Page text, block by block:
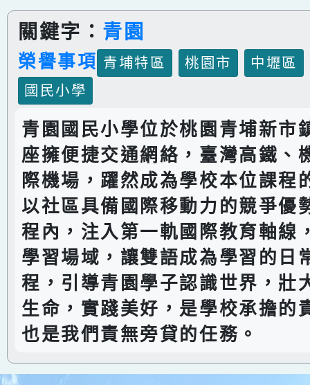
關鍵字： 青園
榮譽事項 青埔特區 桃園市
中壢區
國民小學
青園國民小學位於桃園青埔新市
座擁便捷交通網絡，臺灣高鐵、
際機場，躍然成為學校本位課程
以社區具備國際移動力的競爭優
程內，注入第一軌國際教育軸線
學習場域，讓雙語成為學習的日
程，引導青園學子認識世界，壯
生命，實踐美好，是學校承擔的
也是我們責無旁貸的任務。